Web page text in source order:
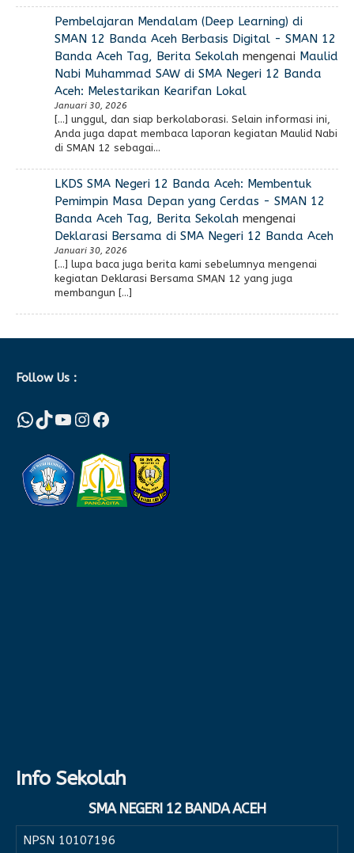
Pembelajaran Mendalam (Deep Learning) di
SMAN 12 Banda Aceh Berbasis Digital - SMAN 12
Banda Aceh Tag, Berita Sekolahmengenai Maulid
Nabi Muhammad SAW di SMA Negeri 12 Banda
Aceh: Melestarikan Kearifan Lokal
Januari 30, 2026
[…] unggul, dan siap berkolaborasi. Selain informasi ini,
Anda juga dapat membaca laporan kegiatan Maulid Nabi
di SMAN 12 sebagai…
LKDS SMA Negeri 12 Banda Aceh: Membentuk
Pemimpin Masa Depan yang Cerdas - SMAN 12
Banda Aceh Tag, Berita Sekolahmengenai
Deklarasi Bersama di SMA Negeri 12 Banda Aceh
Januari 30, 2026
[…] lupa baca juga berita kami sebelumnya mengenai
kegiatan Deklarasi Bersama SMAN 12 yang juga
membangun […]
Follow Us :
WhatsApp
TikTok
YouTube
Instagram
Facebook
Info Sekolah
SMA NEGERI 12 BANDA ACEH
NPSN 10107196